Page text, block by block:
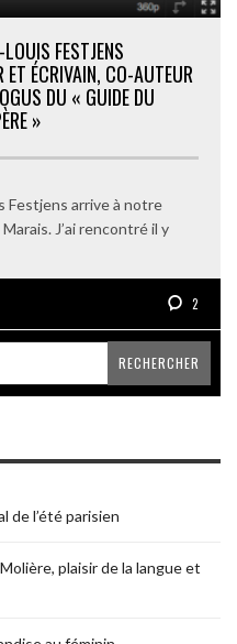
FESTJENS
ET ÉCRIVAIN, CO-AUTEUR
DU « GUIDE DU
»
Festjens arrive à notre
J’ai rencontré il y
2
de l’été parisien
plaisir de la langue et